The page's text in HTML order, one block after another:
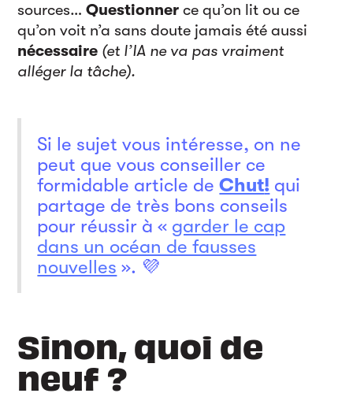
sources…Questionnerce qu’on lit ou ce
qu’on voit n’a sans doute jamais été aussi
nécessaire (et l’IA ne va pas vraiment
alléger la tâche).
Si le sujet vous intéresse, on ne
peut que vous conseiller ce
formidable article deChut! qui
partage de très bons conseils
pour réussir à « garder le cap
dans un océan de fausses
nouvelles ». 💜
Sinon, quoi de
neuf ?